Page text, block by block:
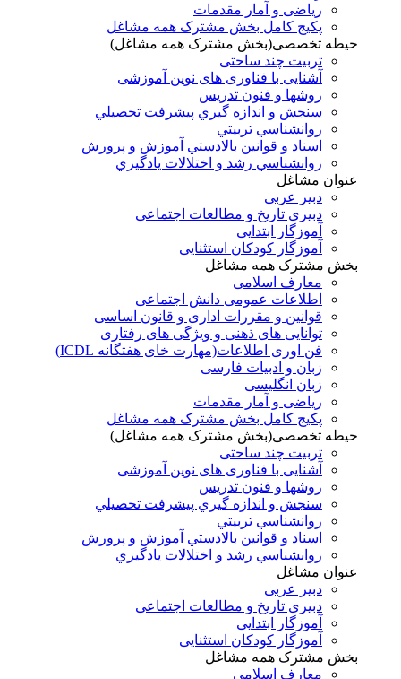
ریاضی و آمار مقدمات
پکیج کامل بخش مشترک همه مشاغل
حیطه تخصصی(بخش مشترک همه مشاغل)
تربیت چند ساحتی
آشنایی با فناوری های نوین آموزشی
روشها و فنون تدريس
سنجش و اندازه گيري پيشرفت تحصيلي
روانشناسي تربيتي
اسناد و قوانين بالادستي آموزش و پرورش
روانشناسي رشد و اختلالات يادگيري
عنوان مشاغل
دبير عربی
دبیری تاریخ و مطالعات اجتماعی
آموزگار ابتدایی
آموزگار کودکان استثنایی
بخش مشترک همه مشاغل
معارف اسلامی
اطلاعات عمومی دانش اجتماعی
قوانین و مقررات اداری و قانون اساسی
توانایی های ذهنی و ویژگی های رفتاری
فن اوری اطلاعات(مهارت خای هفتگانه ICDL)
زبان و ادبیات فارسی
زبان انگلیسی
ریاضی و آمار مقدمات
پکیج کامل بخش مشترک همه مشاغل
حیطه تخصصی(بخش مشترک همه مشاغل)
تربیت چند ساحتی
آشنایی با فناوری های نوین آموزشی
روشها و فنون تدريس
سنجش و اندازه گيري پيشرفت تحصيلي
روانشناسي تربيتي
اسناد و قوانين بالادستي آموزش و پرورش
روانشناسي رشد و اختلالات يادگيري
عنوان مشاغل
دبير عربی
دبیری تاریخ و مطالعات اجتماعی
آموزگار ابتدایی
آموزگار کودکان استثنایی
بخش مشترک همه مشاغل
معارف اسلامی